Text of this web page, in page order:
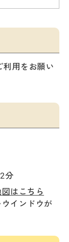
用をお願い
分
はこちら
ウインドウが